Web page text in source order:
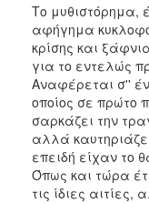
Το μυθιστόρημα,
αφήγημα
κρίσης και
για το εντελώς
Αναφέρεται σ''
οποίος σε πρώτο
σαρκάζει την
αλλά
επειδή είχαν το
Όπως και τώρα
τις ίδιες